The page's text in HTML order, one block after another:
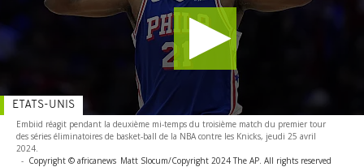
Embiid réagit pendant la deuxième mi-temps du troisième match du premier tour
des séries éliminatoires de basket-ball de la NBA contre les Knicks, jeudi 25 avril
2024.
- Copyright © africanews Matt Slocum/Copyright 2024 The AP. All rights reserved
ETATS-UNIS